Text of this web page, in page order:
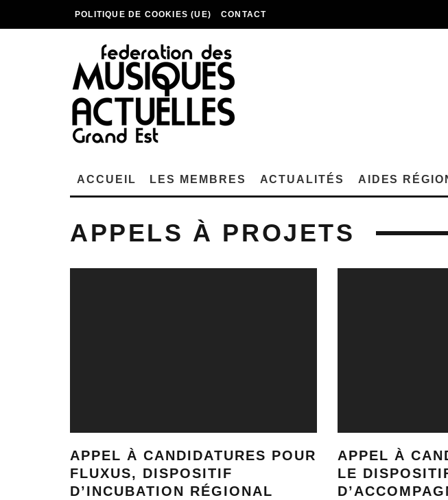
POLITIQUE DE COOKIES (UE) CONTACT
ACCUEIL LES MEMBRES ACTUALITÉS AIDES
APPELS À PROJETS
APPEL À CANDIDATURES POUR
FLUXUS, DISPOSITIF
D’INCUBATION RÉGIONAL
APPEL À
LE